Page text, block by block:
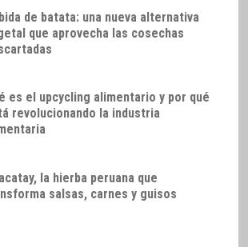
de batata: una nueva alternativa
que aprovecha las cosechas
es el upcycling alimentario y por qué
revolucionando la industria
la hierba peruana que
salsas, carnes y guisos